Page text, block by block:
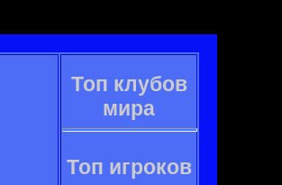
Топ клубов
мира
Топ игроков